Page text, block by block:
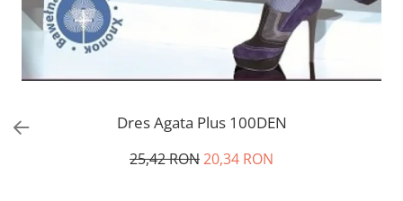
Dres Agata Plus 100DEN
25,42 RON20,34 RON